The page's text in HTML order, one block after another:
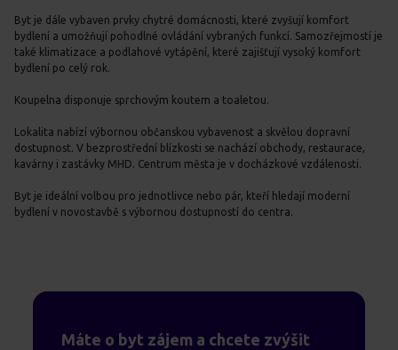
Byt je dále vybaven prvky chytré domácnosti, které zvyšují komfort
bydlení a umožňují pohodlné ovládání vybraných funkcí. Samozřejmostí je
také klimatizace a podlahové vytápění, které zajišťují vysoký komfort
bydlení po celý rok.
Koupelna disponuje sprchovým koutem a toaletou.
Lokalita nabízí výbornou občanskou vybavenost a skvělou dopravní
dostupnost. V bezprostřední blízkosti se nachází obchody, restaurace,
kavárny i zastávky MHD. Centrum města je v docházkové vzdálenosti.
Byt je ideální volbou pro jednotlivce nebo pár, kteří hledají moderní
bydlení v novostavbě s výbornou dostupností do centra.
Máte o byt zájem a chcete zvýšit